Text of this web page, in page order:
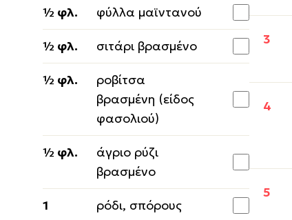
½ φλ. φύλλα μαϊντανού
½ φλ. σιτάρι βρασμένο
½ φλ.
ροβίτσα
βρασμένη (είδος
φασολιού)
½ φλ.
άγριο ρύζι
βρασμένο
1 ρόδι, σπόρους